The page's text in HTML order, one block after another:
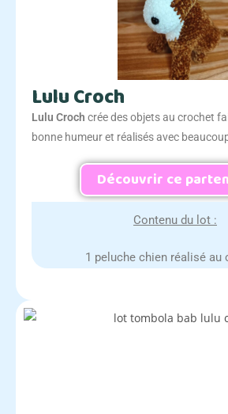
Lulu Croch
Lulu Croch crée des objets au crochet
bonne humeur et réalisés avec
Découvrir ce
Contenu du lot :
1 peluche chien réalisé au